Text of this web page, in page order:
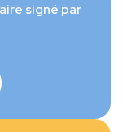
signé par